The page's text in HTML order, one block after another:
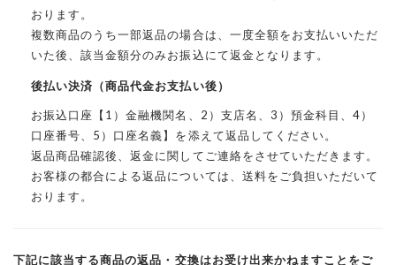
おります。
複数商品のうち一部返品の場合は、一度全額をお支払いいただ
いた後、該当金額分のみお振込にて返金となります。
後払い決済（商品代金お支払い後）
お振込口座【1）金融機関名、2）支店名、3）預金科目、4）
口座番号、5）口座名義】を添えて返品してください。
返品商品確認後、返金に関してご連絡をさせていただきます。
お客様の都合による返品については、送料をご負担いただいて
おります。
下記に該当する商品の返品・交換はお受け出来かねますことをご